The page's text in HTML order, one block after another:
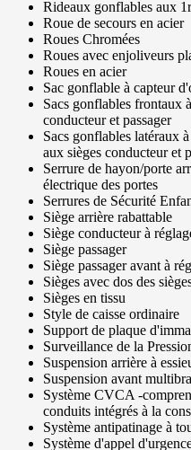
Rideaux gonflables aux
Roue de secours en acier
Roues Chromées
Roues avec enjoliveurs
Roues en acier
Sac gonflable à capteur
Sacs gonflables frontaux
conducteur et passager
Sacs gonflables latéraux
aux sièges conducteur et
Serrure de hayon/porte
électrique des portes
Serrures de Sécurité
Siège arrière rabattable
Siège conducteur à
Siège passager
Siège passager avant à
Sièges avec dos des
Sièges en tissu
Style de caisse ordinaire
Support de plaque
Surveillance de la
Suspension arrière à
Suspension avant
Système CVCA -
conduits intégrés à la
Système antipatinage à
Système d'appel